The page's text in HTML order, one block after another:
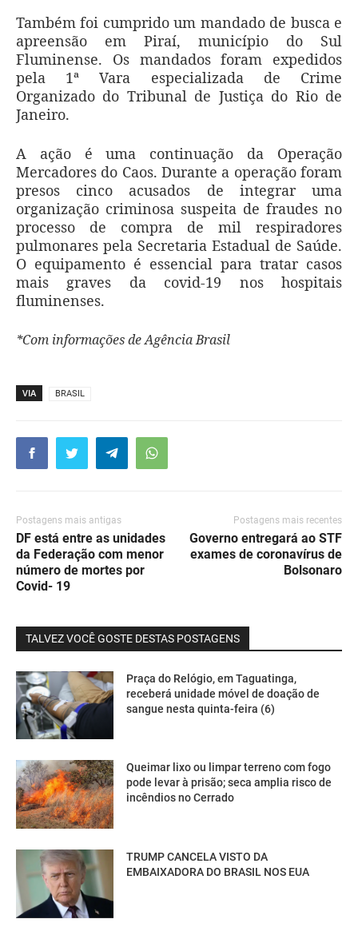
Também foi cumprido um mandado de busca e
apreensão em Piraí, município do Sul
Fluminense. Os mandados foram expedidos
pela 1ª Vara especializada de Crime
Organizado do Tribunal de Justiça do Rio de
Janeiro.
A ação é uma continuação da Operação
Mercadores do Caos. Durante a operação foram
presos cinco acusados de integrar uma
organização criminosa suspeita de fraudes no
processo de compra de mil respiradores
pulmonares pela Secretaria Estadual de Saúde.
O equipamento é essencial para tratar casos
mais graves da covid-19 nos hospitais
fluminenses.
*Com informações de Agência Brasil
VIA BRASIL
Postagens mais antigas
DF está entre as unidades
da Federação com menor
número de mortes por
Covid- 19
Postagens mais recentes
Governo entregará ao STF
exames de coronavírus de
Bolsonaro
TALVEZ VOCÊ GOSTE DESTAS POSTAGENS
Praça do Relógio, em Taguatinga,
receberá unidade móvel de doação de
sangue nesta quinta-feira (6)
Queimar lixo ou limpar terreno com fogo
pode levar à prisão; seca amplia risco de
incêndios no Cerrado
TRUMP CANCELA VISTO DA
EMBAIXADORA DO BRASIL NOS EUA